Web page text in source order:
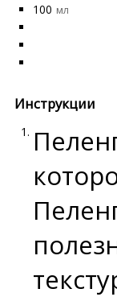
100 мл
Инструкции